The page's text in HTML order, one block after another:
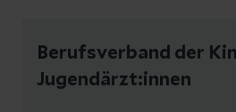
Berufsverband der
Jugendärzt:innen